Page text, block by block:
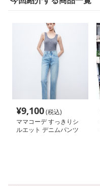
¥9,100(税込)
ママコーデ すっきりシ
ルエット デニムパンツ